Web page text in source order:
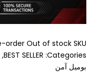
order Out of stock SKU:
Categories:
BEST SELLER
بوميل آمن